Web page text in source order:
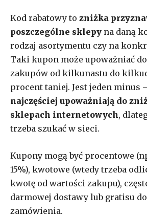
Kod rabatowy to zniżka
poszczególne sklepy na daną
rodzaj asortymentu czy na
Taki kupon może upoważniać
zakupów od kilkunastu do
procent taniej. Jest jeden minus
najczęściej upoważniają do
sklepach internetowych,
trzeba szukać w sieci.
Kupony mogą być procentowe
15%), kwotowe (wtedy trzeba
kwotę od wartości zakupu),
darmowej dostawy lub gratisu
zamówienia.